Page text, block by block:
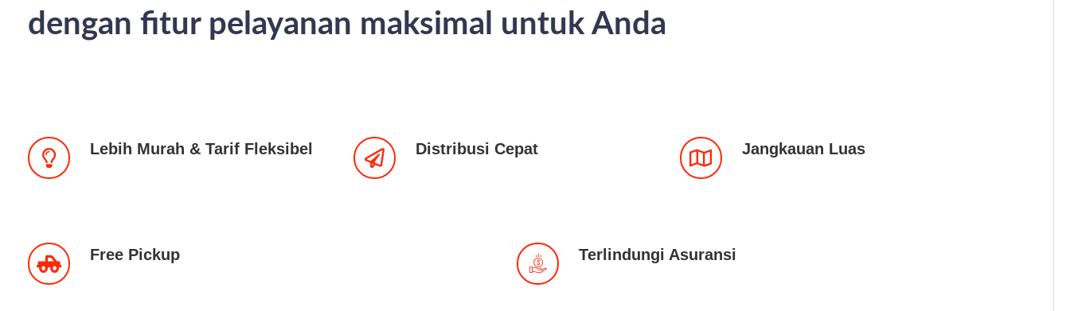
dengan fitur pelayanan maksimal untuk Anda
Lebih Murah & Tarif Fleksibel Distribusi Cepat Jangkauan Luas
Free Pickup Terlindungi Asuransi